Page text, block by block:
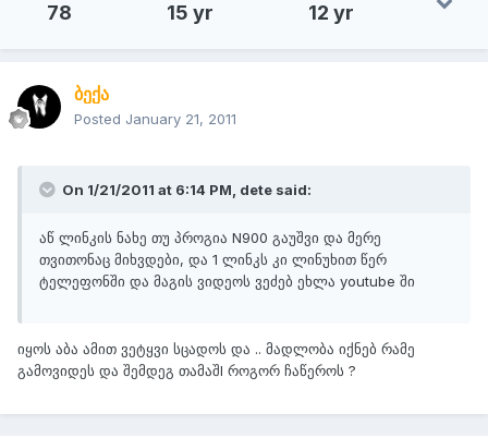
78 15 yr 12 yr
ბექა
Posted January 21, 2011
On 1/21/2011 at 6:14 PM, dete said:
აწ ლინკის ნახე თუ პროგია N900 გაუშვი და მერე
თვითონაც მიხვდები, და 1 ლინკს კი ლინუხით წერ
ტელეფონში და მაგის ვიდეოს ვეძებ ეხლა youtube ში
იყოს აბა ამით ვეტყვი სცადოს და .. მადლობა იქნებ რამე
გამოვიდეს და შემდეგ თამაშI როგორ ჩაწეროს ?